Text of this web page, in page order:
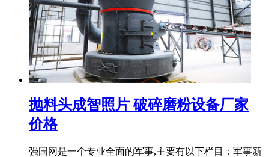
抛料头成智照片 破碎磨粉设备厂家
价格
强国网是一个专业全面的军事,主要有以下栏目：军事新